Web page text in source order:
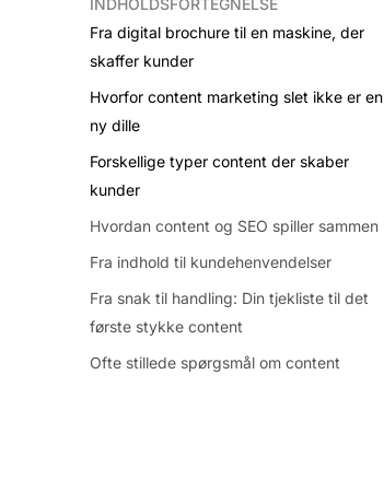
INDHOLDSFORTEGNELSE
Fra digital brochure til en maskine, der
skaffer kunder
Hvorfor content marketing slet ikke er en
ny dille
Forskellige typer content der skaber
kunder
Hvordan content og SEO spiller sammen
Fra indhold til kundehenvendelser
Fra snak til handling: Din tjekliste til det
første stykke content
Ofte stillede spørgsmål om content